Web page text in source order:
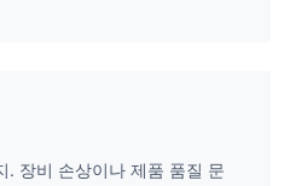
. 장비 손상이나 제품 품질 문